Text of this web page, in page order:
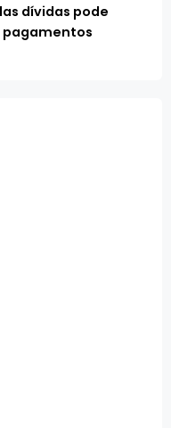
dívidas pode
pagamentos